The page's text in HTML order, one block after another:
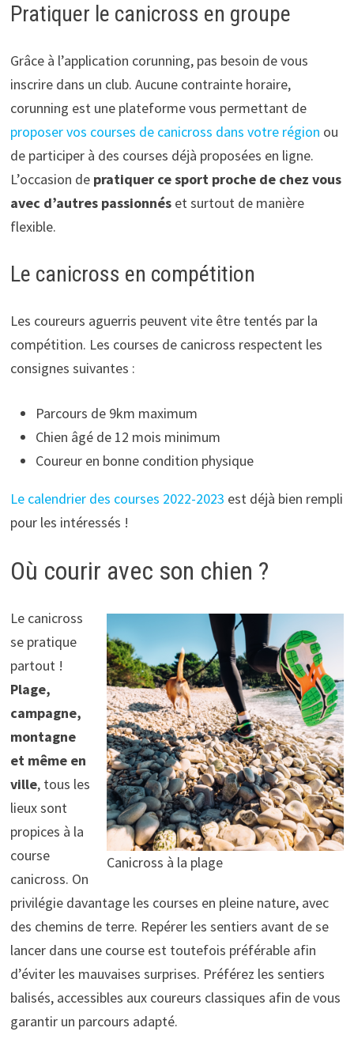
Pratiquer le canicross en groupe
Grâce à l’application corunning, pas besoin de vous
inscrire dans un club. Aucune contrainte horaire,
corunning est une plateforme vous permettant de
proposer vos courses de canicross dans votre région ou
de participer à des courses déjà proposées en ligne.
L’occasion de pratiquer ce sport proche de chez vous
avec d’autres passionnés et surtout de manière
flexible.
Le canicross en compétition
Les coureurs aguerris peuvent vite être tentés par la
compétition. Les courses de canicross respectent les
consignes suivantes :
Parcours de 9km maximum
Chien âgé de 12 mois minimum
Coureur en bonne condition physique
Le calendrier des courses 2022-2023 est déjà bien rempli
pour les intéressés !
Où courir avec son chien ?
Canicross à la plage
Le canicross
se pratique
partout !
Plage,
campagne,
montagne
et même en
ville, tous les
lieux sont
propices à la
course
canicross. On
privilégie davantage les courses en pleine nature, avec
des chemins de terre. Repérer les sentiers avant de se
lancer dans une course est toutefois préférable afin
d’éviter les mauvaises surprises. Préférez les sentiers
balisés, accessibles aux coureurs classiques afin de vous
garantir un parcours adapté.